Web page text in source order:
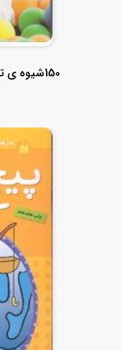
150شیوه ی تقویت هوش کودک از1تا6سالگی